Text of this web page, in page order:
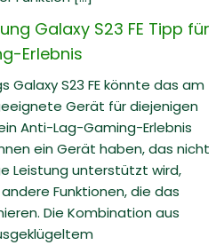
Galaxy S23 FE Tipp für
Erlebnis
Galaxy S23 FE könnte das am
Gerät für diejenigen
Anti-Lag-Gaming-Erlebnis
ein Gerät haben, das nicht
Leistung unterstützt wird,
Funktionen, die das
Die Kombination aus